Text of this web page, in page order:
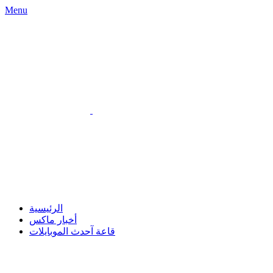
Menu
الرئيسية
أخبار ماكس
قاعة آحدث الموبايلات